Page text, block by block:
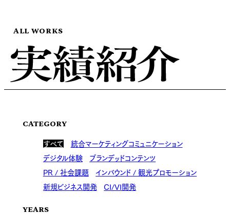
ALL WORKS
CATEGORY
すべて
統合マーケティングコミュニケーション
デジタル体験
ブランデッドコンテンツ
PR / 社会課題 インバウンド / 観光プロモーション
新規ビジネス開発 CI/VI開発
YEARS